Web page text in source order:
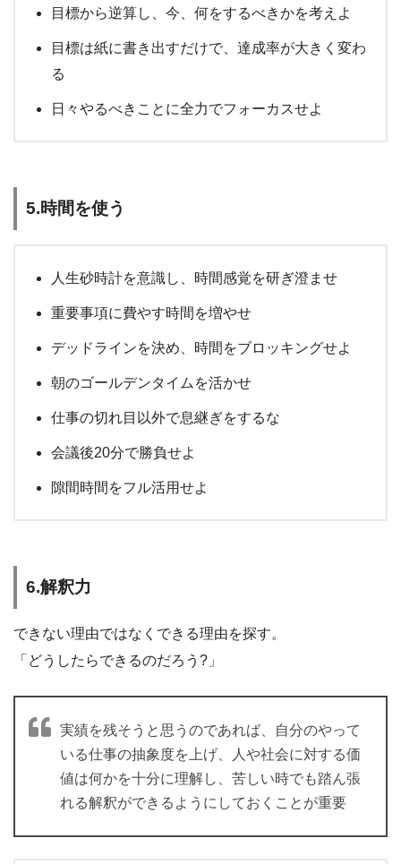
目標から逆算し、今、何をするべきかを考えよ
目標は紙に書き出すだけで、達成率が大きく変わ
る
日々やるべきことに全力でフォーカスせよ
5.時間を使う
人生砂時計を意識し、時間感覚を研ぎ澄ませ
重要事項に費やす時間を増やせ
デッドラインを決め、時間をブロッキングせよ
朝のゴールデンタイムを活かせ
仕事の切れ目以外で息継ぎをするな
会議後20分で勝負せよ
隙間時間をフル活用せよ
6.解釈力
できない理由ではなくできる理由を探す。
「どうしたらできるのだろう?」
実績を残そうと思うのであれば、自分のやって
いる仕事の抽象度を上げ、人や社会に対する価
値は何かを十分に理解し、苦しい時でも踏ん張
れる解釈ができるようにしておくことが重要